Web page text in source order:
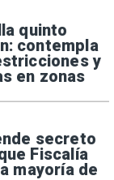
quinto
contempla
y
en zonas
secreto
Fiscalía
mayoría de